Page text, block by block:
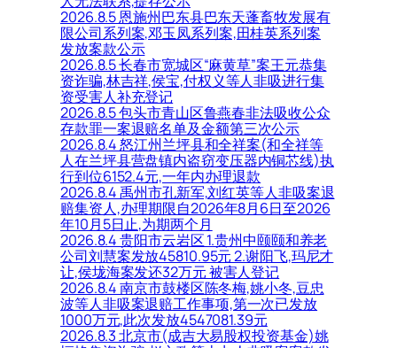
2026.8.5 恩施州巴东县巴东天蓬畜牧发展有
限公司系列案,邓玉凤系列案,田桂英系列案
发放案款公示
2026.8.5 长春市宽城区“麻黄草”案王元恭集
资诈骗,林吉祥,侯宝,付权义等人非吸进行集
资受害人补充登记
2026.8.5 包头市青山区鲁燕春非法吸收公众
存款罪一案退赔名单及金额第三次公示
2026.8.4 怒江州兰坪县和全祥案(和全祥等
人在兰坪县营盘镇内盗窃变压器内铜芯线)执
行到位6152.4元,一年内办理退款
2026.8.4 禹州市孔新军,刘红英等人非吸案退
赔集资人,办理期限自2026年8月6日至2026
年10月5日止,为期两个月
2026.8.4 贵阳市云岩区 1.贵州中颐颐和养老
公司刘慧案发放45810.95元 2.谢阳飞,玛尼才
让,侯垅海案发还32万元 被害人登记
2026.8.4 南京市鼓楼区陈冬梅,姚小冬,豆忠
波等人非吸案退赔工作事项,第一次已发放
1000万元,此次发放4547081.39元
2026.8.3 北京市(成吉大易股权投资基金)姚